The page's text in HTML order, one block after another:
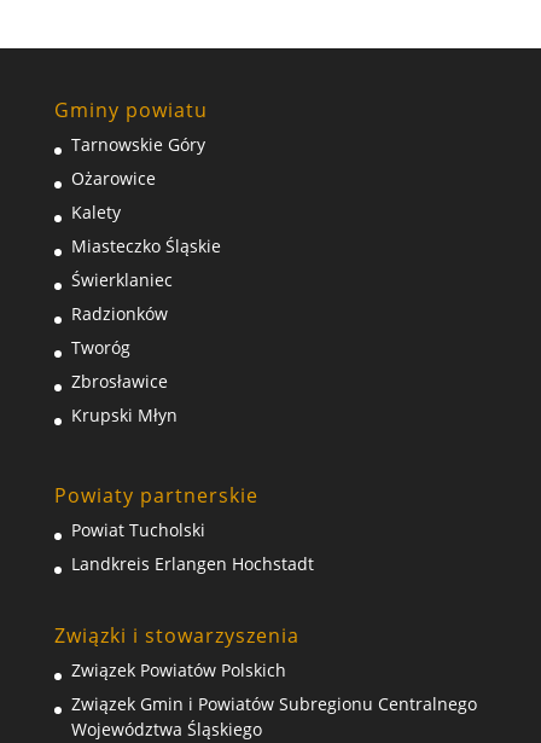
Gminy powiatu
Tarnowskie Góry
Ożarowice
Kalety
Miasteczko Śląskie
Świerklaniec
Radzionków
Tworóg
Zbrosławice
Krupski Młyn
Powiaty partnerskie
Powiat Tucholski
Landkreis Erlangen Hochstadt
Związki i stowarzyszenia
Związek Powiatów Polskich
Związek Gmin i Powiatów Subregionu Centralnego
Województwa Śląskiego